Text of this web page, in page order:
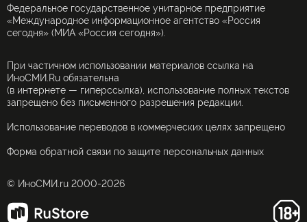
Федеральное государственное унитарное предприятие
«Международное информационное агентство «Россия
сегодня» (МИА «Россия сегодня»).
При частичном использовании материалов ссылка на
ИноСМИ.Ru обязательна
(в интернете — гиперссылка), использование полных текстов
запрещено без письменного разрешения редакции.
Использование переводов в коммерческих целях запрещено
Форма обратной связи по защите персональных данных
© ИноСМИ.ru 2000-2026